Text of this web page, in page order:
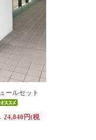
ールセット
24,840円(税